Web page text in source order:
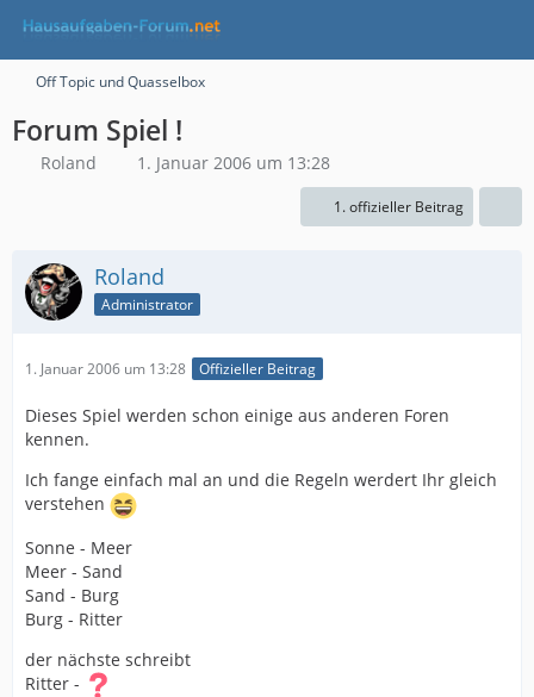
Off Topic und Quasselbox
Forum Spiel !
Roland 1. Januar 2006 um 13:28
1. offizieller Beitrag
Roland
Administrator
1. Januar 2006 um 13:28 Offizieller Beitrag
Dieses Spiel werden schon einige aus anderen Foren
kennen.
Ich fange einfach mal an und die Regeln werdert Ihr gleich
verstehen
Sonne - Meer
Meer - Sand
Sand - Burg
Burg - Ritter
der nächste schreibt
Ritter -